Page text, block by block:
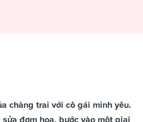
chàng trai với cô gái mình yêu.
đơm hoa, bước vào một giai